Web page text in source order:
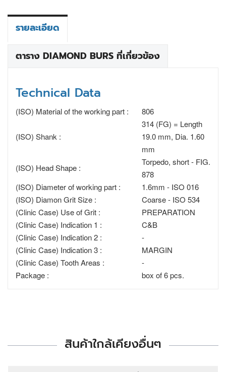
รายละเอียด
ตาราง DIAMOND BURS ที่เกี่ยวข้อง
Technical Data
(ISO) Material of the working part : 806
(ISO) Shank :
314 (FG) = Length
19.0 mm, Dia. 1.60
mm
(ISO) Head Shape :
Torpedo, short - FIG.
878
(ISO) Diameter of working part :
1.6mm - ISO 016
(ISO) Diamon Grit Size :
Coarse - ISO 534
(Clinic Case) Use of Grit :
PREPARATION
(Clinic Case) Indication 1 :
C&B
(Clinic Case) Indication 2 :
-
(Clinic Case) Indication 3 :
MARGIN
(Clinic Case) Tooth Areas :
-
Package :
box of 6 pcs.
สินค้าใกล้เคียงอื่นๆ